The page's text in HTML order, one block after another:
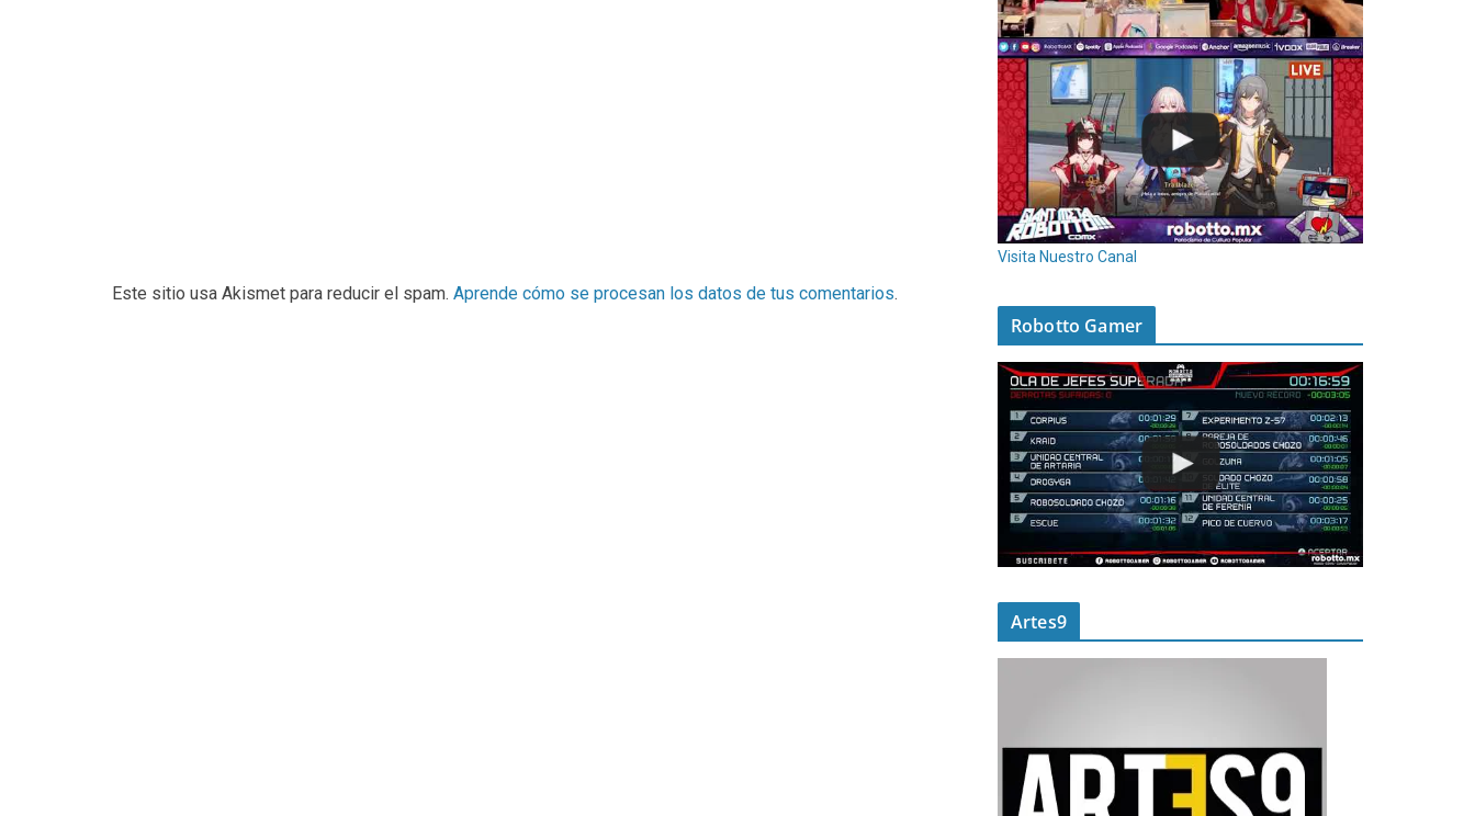
Este sitio usa Akismet para reducir el spam. Aprende cómo se procesan los datos de tus comentarios.
Visita Nuestro Canal
Robotto Gamer
Artes9